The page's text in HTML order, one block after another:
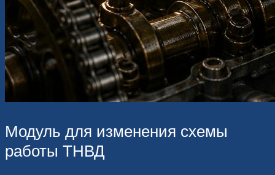
Модуль для изменения схемы
работы ТНВД